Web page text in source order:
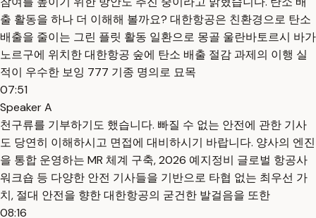
출 활동을 하나 더 이해해 볼까요? 대한항공은 친환경으로 탄소
배출을 줄이는 그린 플릿 활동 일환으로 몽골 울란바토르시 바가
노르구에 위치한 대한항공 숲에 탄소 배출 절감 과제의 이행 실
적이 우수한 보잉 777 기종 명의로 묘목
07:51
Speaker A
천구류를 기부하기도 했습니다. 빠질 수 없는 안전에 관한 기사
도 당연히 이해하시고 면접에 대비하시기 바랍니다. 양사의 엔진
을 통합 운영하는 MR 체계 구축, 2026 예지정비 글로벌 항공사
워크숍 등 다양한 안전 기사들을 기반으로 타협 없는 최우선 가
치, 절대 안전을 향한 대한항공의 굳건한 발걸음을 또한
08:16